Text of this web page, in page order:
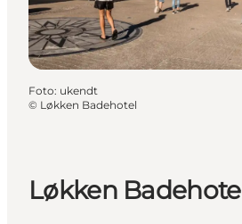
Foto: ukendt
© Løkken Badehotel
Løkken Badehotel